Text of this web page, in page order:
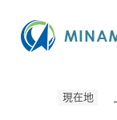
現在地